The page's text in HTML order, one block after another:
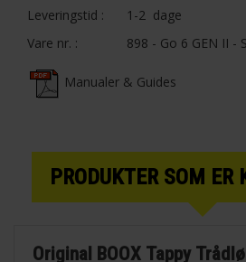
Leveringstid :
1-2 dage
Vare nr. :
898 - Go 6 GEN II -
Manualer & Guides
PRODUKTER SOM ER
Original BOOX Tappy